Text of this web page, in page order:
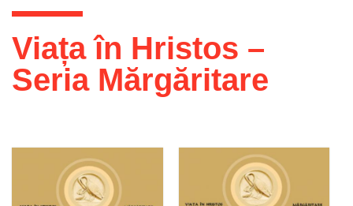
Eşti aici
Viața în Hristos –
Seria Mărgăritare